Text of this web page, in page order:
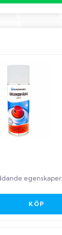
egenskaper.
KÖP